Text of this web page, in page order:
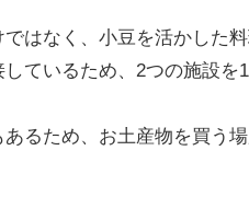
はなく、小豆を活かした
ているため、 2つの施設を1
るため、お土産物を買う場